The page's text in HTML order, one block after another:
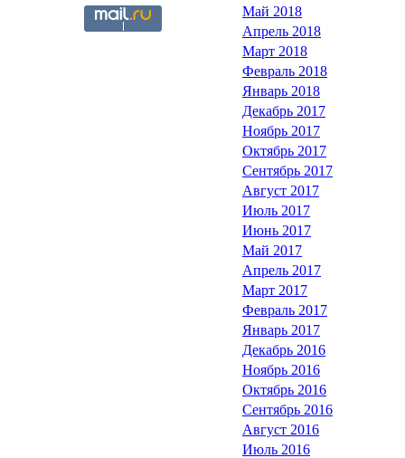
Май 2018
Апрель 2018
Март 2018
Февраль 2018
Январь 2018
Декабрь 2017
Ноябрь 2017
Октябрь 2017
Сентябрь 2017
Август 2017
Июль 2017
Июнь 2017
Май 2017
Апрель 2017
Март 2017
Февраль 2017
Январь 2017
Декабрь 2016
Ноябрь 2016
Октябрь 2016
Сентябрь 2016
Август 2016
Июль 2016